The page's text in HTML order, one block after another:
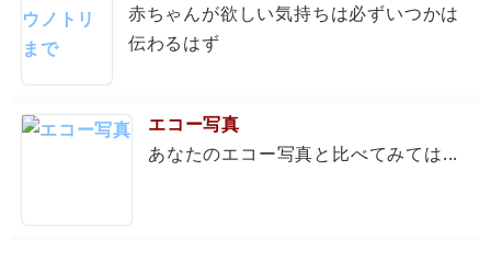
赤ちゃんが欲しい気持ちは必ずいつかは
伝わるはず
エコー写真
あなたのエコー写真と比べてみては...